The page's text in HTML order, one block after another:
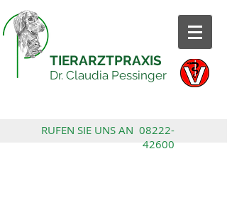
TIERARZTPRAXIS
Dr. Claudia Pessinger
RUFEN SIE UNS AN 08222-
42600